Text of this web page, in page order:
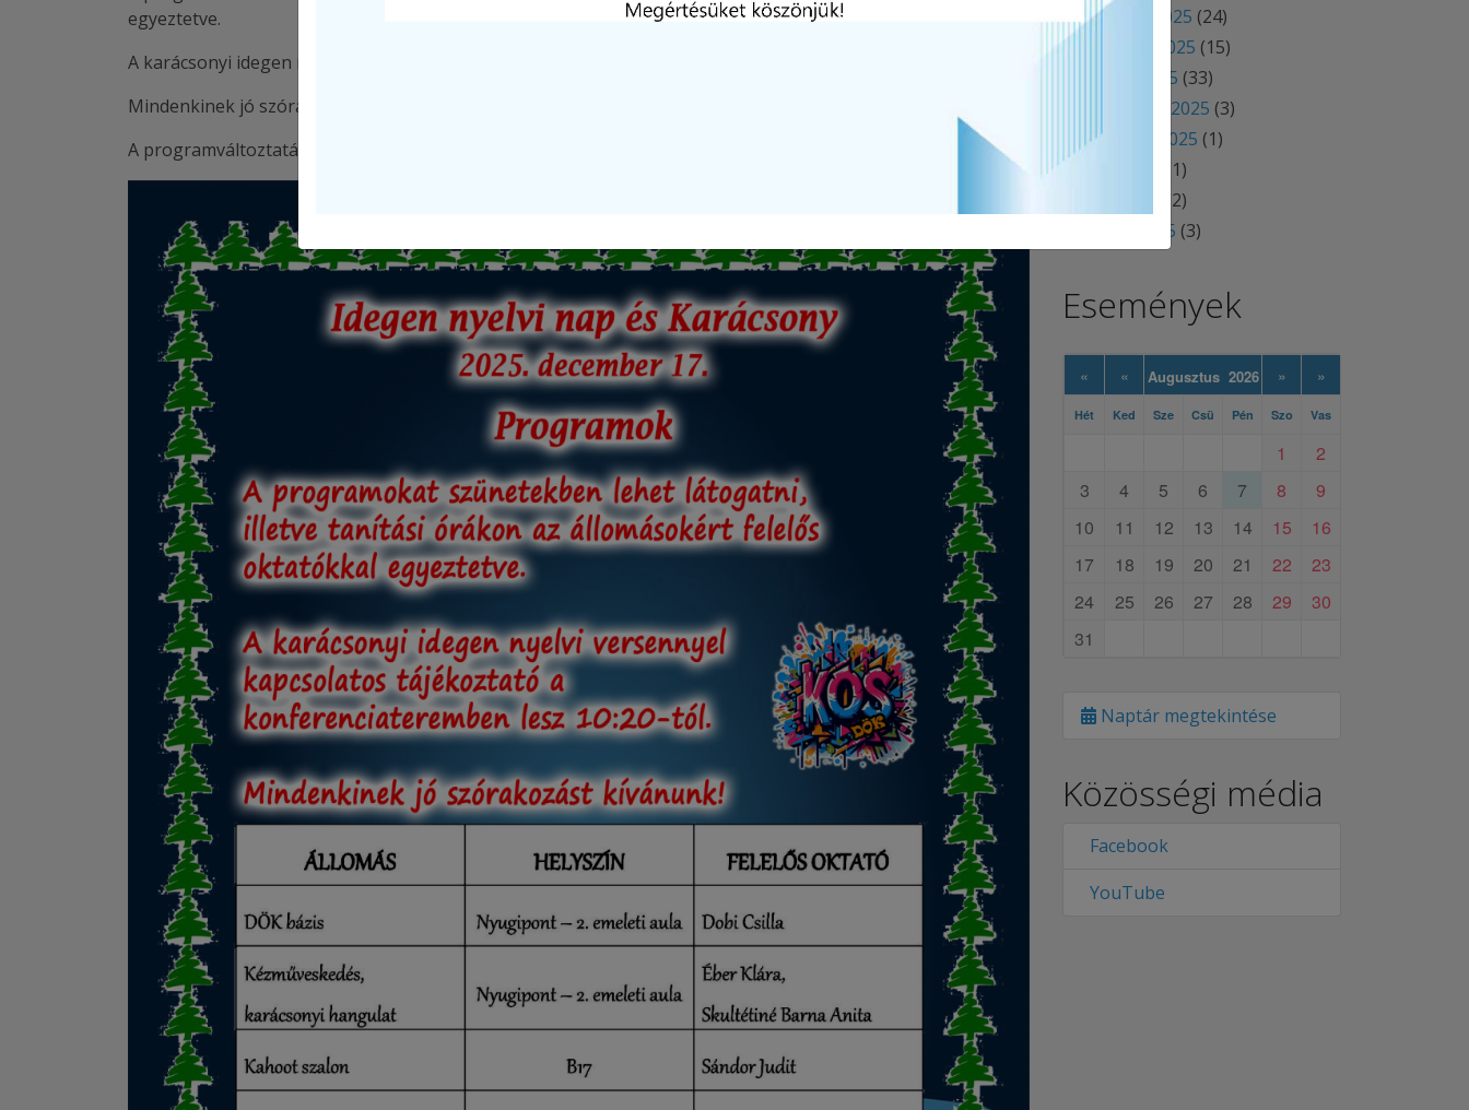
egyeztetve.
A karácsonyi idegen nyelvi versennyel kapcsolatos tájékoztató a konferenciateremben lesz 10:20-tól.
Mindenkinek jó szórakozást kívánunk!
A programváltoztatás jogát fenntartjuk!
december 2025 (24)
november 2025 (15)
október 2025 (33)
szeptember 2025 (3)
augusztus 2025 (1)
(1)
(2)
március 2025 (3)
Események
« « Augusztus 2026 » »
Hét Ked Sze Csü Pén Szo Vas
1
2
3
4 5 6 7 8
9
10
11 12 13 14 15
16
17
18 19 20 21 22
23
24
25 26 27 28 29
30
31
Naptár megtekintése
Közösségi média
Facebook
YouTube